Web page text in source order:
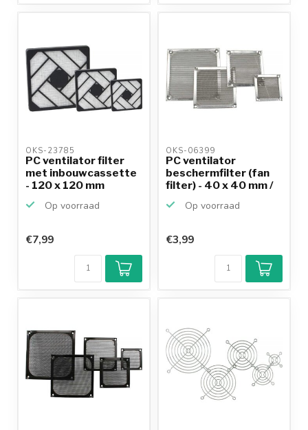
OKS-23785
PC ventilator filter
met inbouwcassette
- 120 x 120 mm
Op voorraad
€7,99
OKS-06399
PC ventilator
beschermfilter (fan
filter) - 40 x 40 mm /
Op voorraad
€3,99